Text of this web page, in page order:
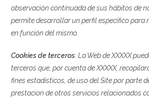
observación continuada de sus hábitos de
permite desarrollar un perfil específico para
en función del mismo.
Cookies de terceros: La Web de XXXXX
terceros que, por cuenta de XXXXX,
fines estadísticos, de uso del Site por parte
prestacion de otros servicios relacionados